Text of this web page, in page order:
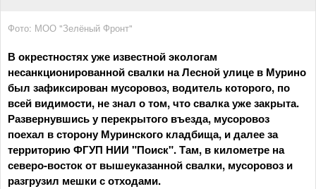
Фото: МОО "Зелёный Фронт"
В окрестностях уже известной экологам
несанкционированной свалки на Лесной улице в Мурино
был зафиксирован мусоровоз, водитель которого, по
всей видимости, не знал о том, что свалка уже закрыта.
Развернувшись у перекрытого въезда, мусоровоз
поехал в сторону Муринского кладбища, и далее за
территорию ФГУП НИИ "Поиск". Там, в километре на
северо-восток от вышеуказанной свалки, мусоровоз и
разгрузил мешки с отходами.